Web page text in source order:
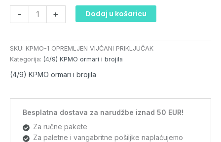
-
PRIKLJUČAK
količina
+ Dodaj u košaricu
SKU: KPMO-1 OPREMLJEN VIJČANI PRIKLJUČAK
Kategorija: (4/9) KPMO ormari i brojila
(4/9) KPMO ormari i brojila
Besplatna dostava za narudžbe iznad 50 EUR!
Za ručne pakete
Za paletne i vangabritne pošiljke naplaćujemo